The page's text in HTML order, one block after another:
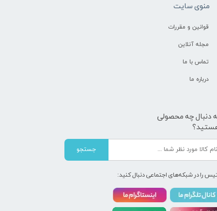
منوی سایت
قوانین و مقررات
مجله آنلاین
تماس با ما
درباره ما
دنبال چه محصولی
جستجو
را در شبکه‌های اجتماعی دنبال کنید: